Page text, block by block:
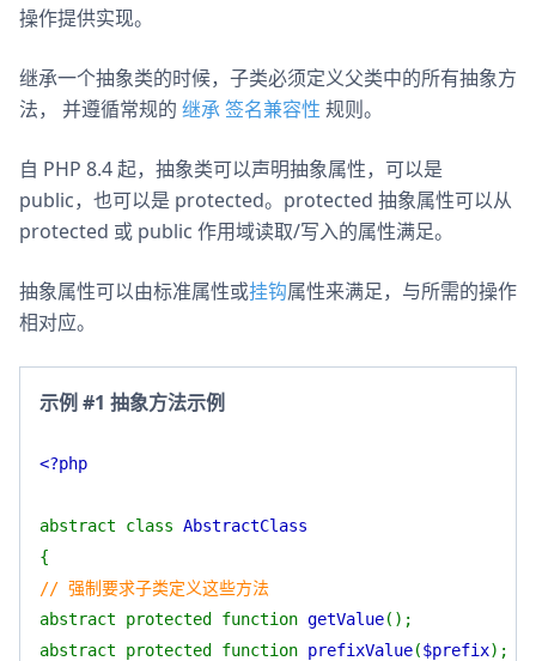
操作提供实现。
继承一个抽象类的时候，子类必须定义父类中的所有抽象方
法， 并遵循常规的 继承签名兼容性 规则。
自 PHP 8.4 起，抽象类可以声明抽象属性，可以是
public，也可以是 protected。protected 抽象属性可以从
protected 或 public 作用域读取/写入的属性满足。
抽象属性可以由标准属性或挂钩属性来满足，与所需的操作
相对应。
示例 #1 抽象方法示例
<?php
abstract class AbstractClass
{
// 强制要求子类定义这些方法
abstract protected function getValue();
abstract protected function prefixValue($prefix);